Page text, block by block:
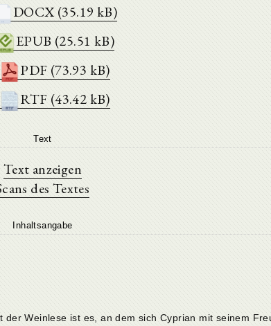
DOCX (35.19 kB)
EPUB (25.51 kB)
PDF (73.93 kB)
RTF (43.42 kB)
Text
Text anzeigen
des Textes
Inhaltsangabe